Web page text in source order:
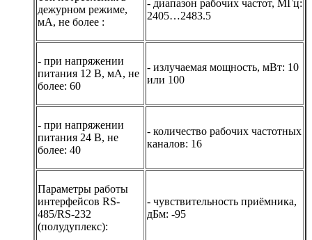
дежурном режиме,
мА, не более :
- диапазон рабочих частот, МГц:
2405…2483.5
- при напряжении
питания 12 В, мА, не
более: 60
- излучаемая мощность, мВт: 10
или 100
- при напряжении
питания 24 В, не
более: 40
- количество рабочих частотных
каналов: 16
Параметры работы
интерфейсов RS-
485/RS-232
(полудуплекс):
- чувствительность приёмника,
дБм: -95